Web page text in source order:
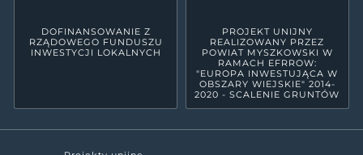
DOFINANSOWANIE Z
RZĄDOWEGO FUNDUSZU
INWESTYCJI LOKALNYCH
PROJEKT UNIJNY
REALIZOWANY PRZEZ
POWIAT MYSZKOWSKI W
RAMACH EFRROW:
"EUROPA INWESTUJĄCA W
OBSZARY WIEJSKIE" 2014-
2020 - SCALENIE GRUNTÓW